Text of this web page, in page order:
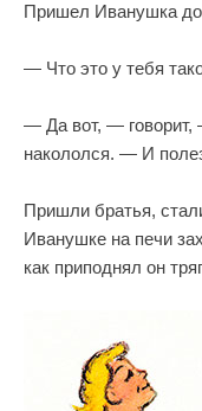
Пришел Иванушка
— Что это у тебя
— Да вот, — говорит,
накололся. — И
Пришли братья,
Иванушке на печи
как приподнял он